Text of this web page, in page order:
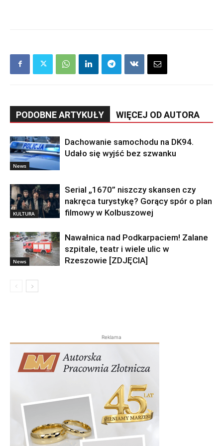
PODOBNE ARTYKUŁY WIĘCEJ OD AUTORA
News
Dachowanie samochodu na DK94.
Udało się wyjść bez szwanku
KULTURA
Serial „1670” niszczy skansen czy
nakręca turystykę? Gorący spór o plan
filmowy w Kolbuszowej
News
Nawałnica nad Podkarpaciem! Zalane
szpitale, teatr i wiele ulic w
Rzeszowie [ZDJĘCIA]
Reklama